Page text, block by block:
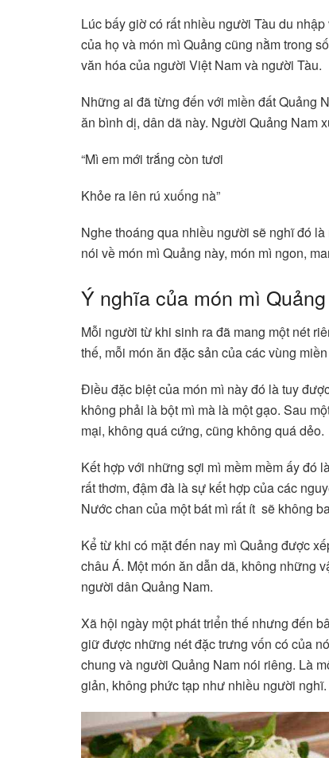
Lúc bấy giờ có rất nhiều người Tàu du
của họ và món mì Quảng cũng nằm trong
văn hóa của người Việt Nam và người Tàu.
Những ai đã từng đến với miền đất Quảng
ăn bình dị, dân dã này. Người Quảng Nam
“Mì em mới trắng còn tươi
Khỏe ra lên rú xuống nà”
Nghe thoáng qua nhiều người sẽ nghĩ đó
nói về món mì Quảng này, món mì ngon,
Ý nghĩa của món mì Quảng
Mỗi người từ khi sinh ra đã mang một nét
thế, mỗi món ăn đặc sản của các vùng
Điều đặc biệt của món mì này đó là tuy
không phải là bột mì mà là một gạo. Sau
mại, không quá cứng, cũng không quá dẻo.
Kết hợp với những sợi mì mềm mềm ấy đó
rất thơm, đậm đà là sự kết hợp của các
Nước chan của một bát mì rất ít sẽ không
Kể từ khi có mặt đến nay mì Quảng được
châu Á. Một món ăn dẫn dã, không những
người dân Quảng Nam.
Xã hội ngày một phát triển thế nhưng đến
giữ được những nét đặc trưng vốn có của
chung và người Quảng Nam nói riêng. Là
giản, không phức tạp như nhiều người nghĩ.